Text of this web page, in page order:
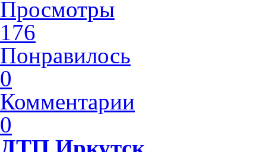
Просмотры
176
Понравилось
0
Комментарии
0